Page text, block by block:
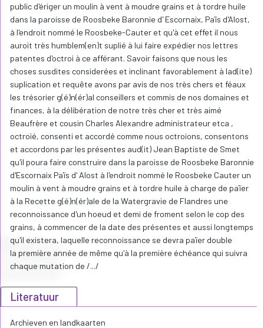
public d'ériger un moulin à vent à moudre grains et à tordre huile
dans la paroisse de Roosbeke Baronnie d' Escornaix, Païs d'Alost,
à l'endroit nommé le Roosbeke-Cauter et qu'à cet effet il nous
auroit très humblem(en)t suplié à lui faire expédier nos lettres
patentes d'octroi à ce afférant. Savoir faisons que nous les
choses susdites considerées et inclinant favorablement à lad(ite)
suplication et requête avons par avis de nos très chers et féaux
les trésorier g(é)n(ér)al conseillers et commis de nos domaines et
finances, à la délibération de notre très cher et très aimé
Beaufrère et cousin Charles Alexandre administrateur etca ,
octroié, consenti et accordé comme nous octroions, consentons
et accordons par les présentes aud(it) Jean Baptiste de Smet
qu'il poura faire construire dans la paroisse de Roosbeke Baronnie
d'Escornaix Païs d' Alost à l'endroit nommé le Roosbeke Cauter un
moulin à vent à moudre grains et à tordre huile à charge de païer
à la Recette g(é)n(ér)ale de la Watergravie de Flandres une
reconnoissance d'un hoeud et demi de froment selon le cop des
grains, à commencer de la date des présentes et aussi longtemps
qu'il existera, laquelle reconnoissance se devra païer double
la première année de même qu'à la première échéance qui suivra
chaque mutation de /.../
Literatuur
Archieven en landkaarten